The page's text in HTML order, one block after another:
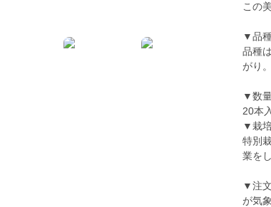
この
▼品
品種
がり。
▼数
20本
▼栽
特別
業を
▼注
が気